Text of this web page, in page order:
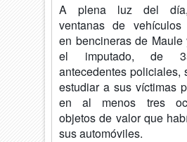
A plena luz del día,
ventanas de vehículos
en bencineras de Maule
el imputado, de
antecedentes policiales,
estudiar a sus víctimas
en al menos tres
objetos de valor que
sus automóviles.